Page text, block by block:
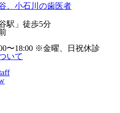
駅」徒歩5分
〜18:00 ※金曜、日祝休診
いて